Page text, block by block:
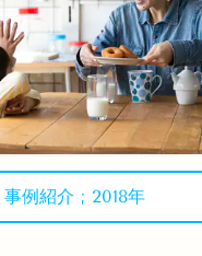
事例紹介 ; 2018年